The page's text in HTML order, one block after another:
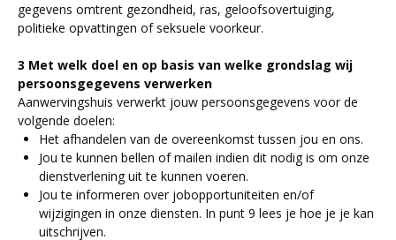
gegevens omtrent gezondheid, ras, geloofsovertuiging,
politieke opvattingen of seksuele voorkeur.
3 Met welk doel en op basis van welke grondslag wij
persoonsgegevens verwerken
Aanwervingshuis verwerkt jouw persoonsgegevens voor de
volgende doelen:
Het afhandelen van de overeenkomst tussen jou en ons.
Jou te kunnen bellen of mailen indien dit nodig is om onze
dienstverlening uit te kunnen voeren.
Jou te informeren over jobopportuniteiten en/of
wijzigingen in onze diensten. In punt 9 lees je hoe je je kan
uitschrijven.